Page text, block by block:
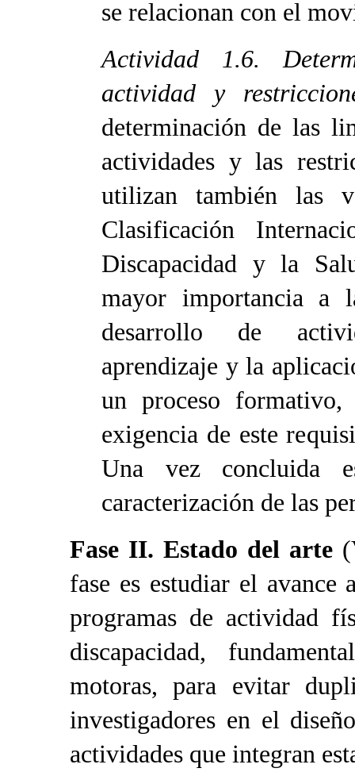
se relacionan con el
Actividad 1.6.
actividad y
determinación de las
actividades y las
utilizan también las
Clasificación
Discapacidad y la
mayor importancia a
desarrollo de
aprendizaje y la
un proceso
exigencia de este
Una vez concluida
caracterización de las
Fase II. Estado del arte
fase es estudiar el avance
programas de actividad
discapacidad,
motoras, para evitar
investigadores en el
actividades que integran